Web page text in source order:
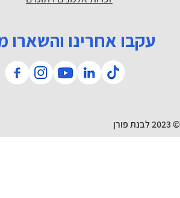
עקבו אחרינו והשארו
© 2023 לבנת פורן